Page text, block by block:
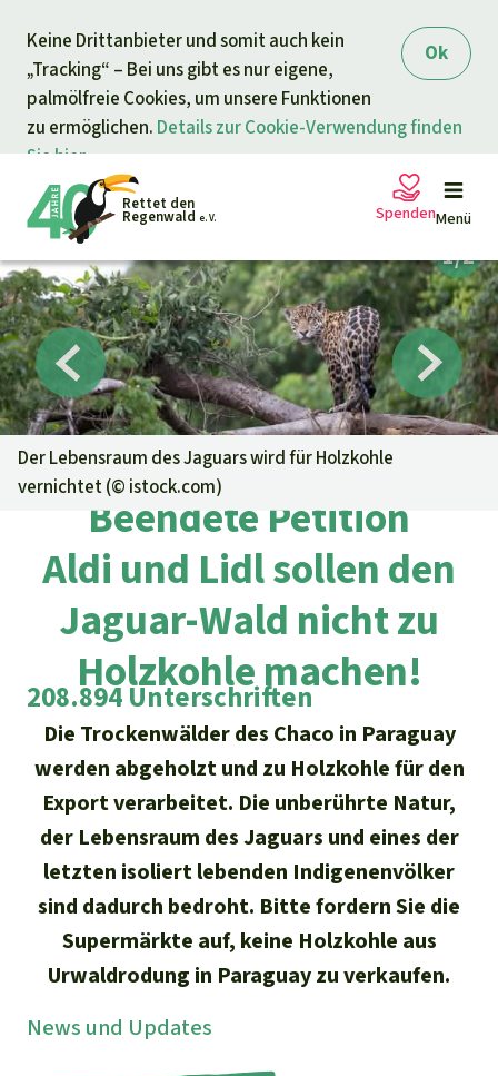
Ok
Keine Drittanbieter und somit auch kein
„Tracking“ – Bei uns gibt es nur eigene,
palmölfreie Cookies, um unsere Funktionen
zu ermöglichen. Details zur Cookie-Verwendung finden
Sie hier.
springen
Rettet den
Regenwald e. V. Menü
Petitionen
Projekte
Informieren
Aktuelles
Erfolge
Alle News
Kids
Newsletter­anmeldung
Unsere Themen
Der Regenwald
Klima
Biodiversität
Palmöl
Biokraftstoff
Tropenholz
Regenwald Report
Aktuelle Ausgabe
01/2026
04/2025
03/2025
02/2025
01/2025
Erfolge
Überuns
Über uns
Der Verein
40 Jahre Vereins­geschichte
Häufige Fragen
Jahresberichte
Medien
Presse
Presse-Echo
Widget einbinden
Banner einbinden
Suche
Deutsch
English
Français
Italiano
Spenden
Ihre Spende hilft
Allgemeine Spende
Dringender Spendenaufruf
Regenwald-Urkunden
Fragen & Antworten
Testament
SpendenkontoRettet den
Regenwald e. V.
DE11 4306 09672025054100
GENODEM1GLS
IBAN kopieren
Spenden für ein Thema
Tierschutz
Der Lebensraum des Jaguars wird für Holzkohle
vernichtet (© istock.com)
Beendete Petition
Aldi und Lidl sollen den
Jaguar-Wald nicht zu
Holzkohle machen!
208.894 Unterschriften
Die Trockenwälder des Chaco in Paraguay
werden abgeholzt und zu Holzkohle für den
Export verarbeitet. Die unberührte Natur,
der Lebensraum des Jaguars und eines der
letzten isoliert lebenden Indigenenvölker
sind dadurch bedroht. Bitte fordern Sie die
Supermärkte auf, keine Holzkohle aus
Urwaldrodung in Paraguay zu verkaufen.
News und Updates